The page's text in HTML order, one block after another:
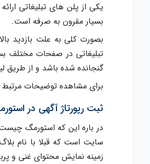
یکی از پلن های تبلیغاتی
بسیار مقرون به صرفه است.
بصورت کلی به علت بازدید
تبلیغاتی در صفحات مختلف
گنجانده شده باشد و از
برای مشاهده توضیحات مرتبط
ثبت رپورتاژ آگهی در
در باره این که استورمگ
سایت است که قبلا با نام
زمینه نمایش محتوای غنی و